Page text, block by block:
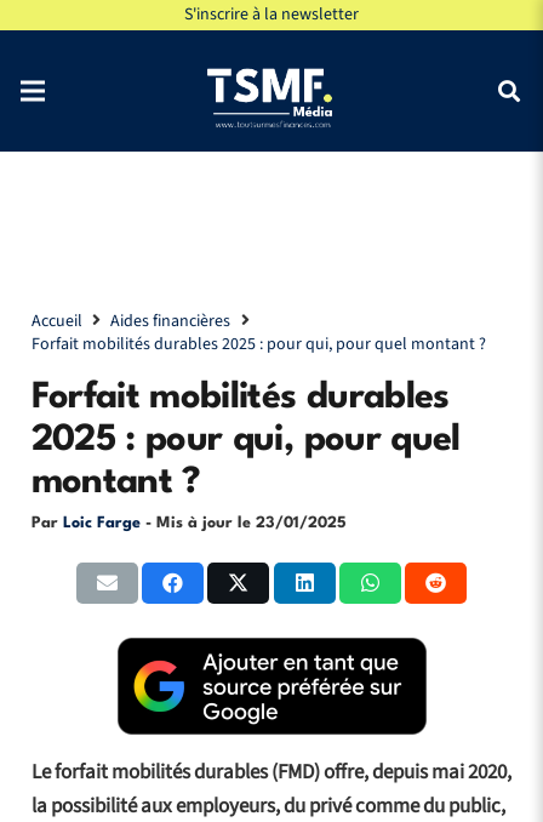
S'inscrire à la newsletter
Accueil
Aides financières
Forfait mobilités durables 2025 : pour qui, pour quel montant ?
Forfait mobilités durables
2025 : pour qui, pour quel
montant ?
Par Loic Farge - Mis à jour le 23/01/2025
Le forfait mobilités durables (FMD) offre, depuis mai 2020,
la possibilité aux employeurs, du privé comme du public,